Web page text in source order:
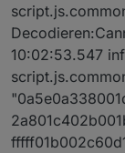
10:02:53.547